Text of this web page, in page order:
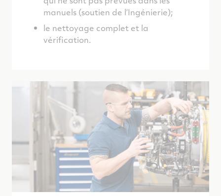
manuels (soutien de l’Ingénierie);
le nettoyage complet et la
vérification.